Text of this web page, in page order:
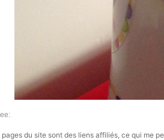
du site sont des liens affiliés, ce qui me